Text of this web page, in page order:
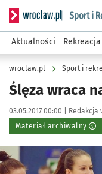
Serwis informacyjny
Aktualności Rekreacja
wroclaw.pl Sport i
Ślęza wraca
Data publikacji:
03.05.2017 00:00 | Autor:
Redakcja
Materiał archiwalny
Kliknij, aby powiększyć